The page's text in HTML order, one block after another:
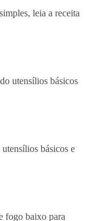
leia a receita
básicos e